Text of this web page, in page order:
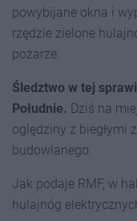
powybijane okna i
rzędzie zielone
pożarze.
Śledztwo w tej
Południe. Dziś na
oględziny z biegłymi
budowlanego.
Jak podaje RMF, w
hulajnóg